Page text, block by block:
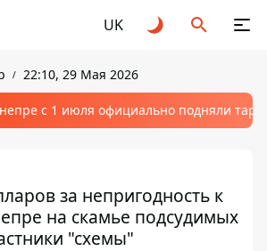
UK
22:10, 29 Мая 2026
с 1 июля официально подняли
за непригодность к
на скамье подсудимых
"схемы"